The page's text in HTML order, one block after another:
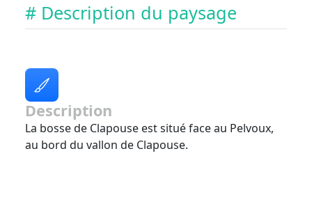
# Description du paysage
Description
La bosse de Clapouse est situé face au Pelvoux,
au bord du vallon de Clapouse.